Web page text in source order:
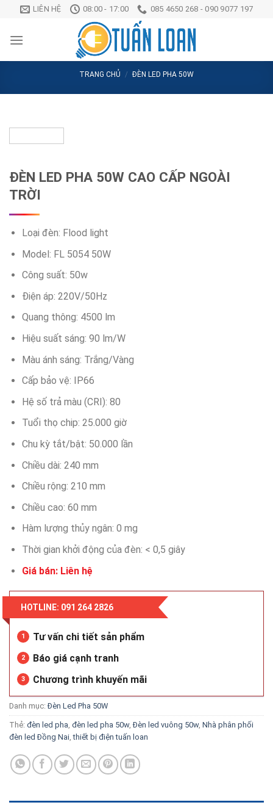
Chuyển
nội
LIÊN HỆ 08:00 - 17:00 085 4650 268 - 090 9077 197
TRANG CHỦ / ĐÈN LED PHA 50W
ĐÈN LED PHA 50W CAO CẤP NGOÀI
TRỜI
Loại đèn: Flood light
Model: FL 5054 50W
Công suất: 50w
Điện áp: 220V/50Hz
Quang thông: 4500 lm
Hiệu suất sáng: 90 lm/W
Màu ánh sáng: Trắng/Vàng
Cấp bảo vệ: IP66
Hệ số trả màu (CRI): 80
Tuổi thọ chip: 25.000 giờ
Chu kỳ tắt/bật: 50.000 lần
Chiều dài: 240 mm
Chiều rộng: 210 mm
Chiều cao: 60 mm
Hàm lượng thủy ngân: 0 mg
Thời gian khởi động của đèn: < 0,5 giây
Giá bán: Liên hệ
HOTLINE: 091 264 2826
1 Tư vấn chi tiết sản phẩm
2 Báo giá cạnh tranh
3 Chương trình khuyến mãi
Danh mục:Đèn Led Pha 50W
Thẻ: đèn led pha, đèn led pha 50w,Đèn led vuông 50w, Nhà phân phối
đèn led Đồng Nai,thiết bị điện tuấn loan